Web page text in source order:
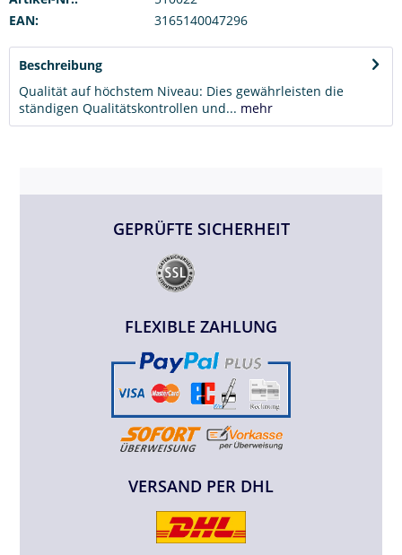
EAN:
3165140047296
Beschreibung
Qualität auf höchstem Niveau: Dies gewährleisten die
ständigen Qualitätskontrollen und... mehr
GEPRÜFTE SICHERHEIT
FLEXIBLE ZAHLUNG
VERSAND PER DHL